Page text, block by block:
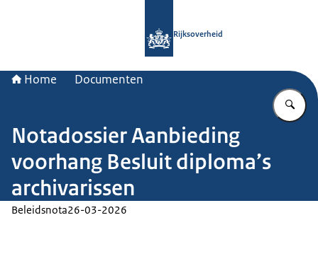
Rijksoverheid
Home Documenten
Notadossier Aanbieding
voorhang Besluit diploma’s
archivarissen
Beleidsnota26-03-2026